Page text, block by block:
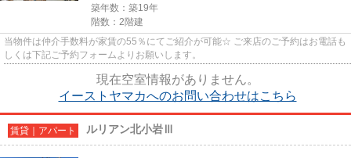
築年数：築19年
階数：2階建
当物件は仲介手数料が家賃の55％にてご紹介が可能☆ ご来店のご予約はお電話も
しくは下記ご予約フォームよりお願いします。
現在空室情報がありません。
イーストヤマカへのお問い合わせはこちら
賃貸｜アパート ルリアン北小岩Ⅲ